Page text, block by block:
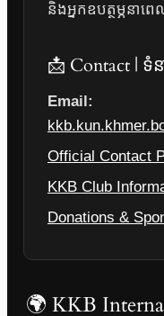
និងអ្នកឧបត្ថម្ភនាព
📩 Contact | ទំ
Email:
Official Contact
KKB Club
Donations &
🌍 KKB